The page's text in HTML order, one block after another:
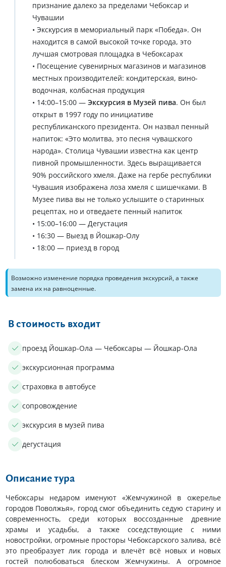
признание далеко за пределами Чебоксар и
Чувашии
• Экскурсия в мемориальный парк «Победа». Он
находится в самой высокой точке города, это
лучшая смотровая площадка в Чебоксарах
• Посещение сувенирных магазинов и магазинов
местных производителей: кондитерская, вино-
водочная, колбасная продукция
• 14:00–15:00 — Экскурсия в Музей пива. Он был
открыт в 1997 году по инициативе
республиканского президента. Он назвал пенный
напиток: «Это молитва, это песня чувашского
народа». Столица Чувашии известна как центр
пивной промышленности. Здесь выращивается
90% российского хмеля. Даже на гербе республики
Чувашия изображена лоза хмеля с шишечками. В
Музее пива вы не только услышите о старинных
рецептах, но и отведаете пенный напиток
• 15:00–16:00 — Дегустация
• 16:30 — Выезд в Йошкар-Олу
• 18:00 — приезд в город
Возможно изменение порядка проведения экскурсий, а также
замена их на равноценные.
В стоимость входит
проезд Йошкар-Ола — Чебоксары — Йошкар-Ола
экскурсионная программа
страховка в автобусе
сопровождение
экскурсия в музей пива
дегустация
Описание тура
Чебоксары недаром именуют «Жемчужиной в ожерелье
городов Поволжья», город смог объединить седую старину и
современность, среди которых воссозданные древние
храмы и усадьбы, а также соседствующие с ними
новостройки, огромные просторы Чебоксарского залива, всё
это преобразует лик города и влечёт всё новых и новых
гостей полюбоваться блеском Жемчужины. А огромное